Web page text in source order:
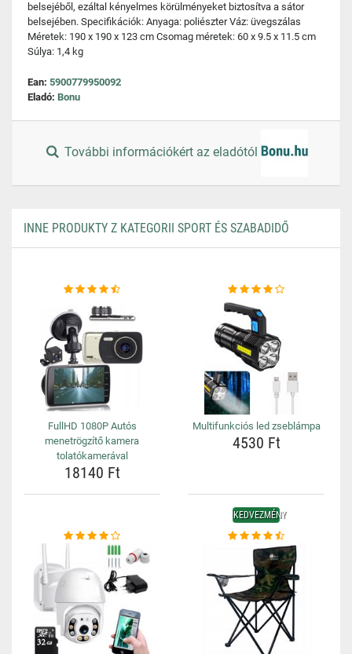
belsejéből, ezáltal kényelmes körülményeket biztosítva a sátor
belsejében. Specifikációk: Anyaga: poliészter Váz: üvegszálas
Méretek: 190 x 190 x 123 cm Csomag méretek: 60 x 9.5 x 11.5 cm
Súlya: 1,4 kg
Ean: 5900779950092
Eladó: Bonu
További információkért az eladótól
INNE PRODUKTY Z KATEGORII SPORT ÉS SZABADIDŐ
FullHD 1080P Autós
menetrögzítő kamera
tolatókamerával
18140 Ft
Multifunkciós led zseblámpa
4530 Ft
KEDVEZMÉNY